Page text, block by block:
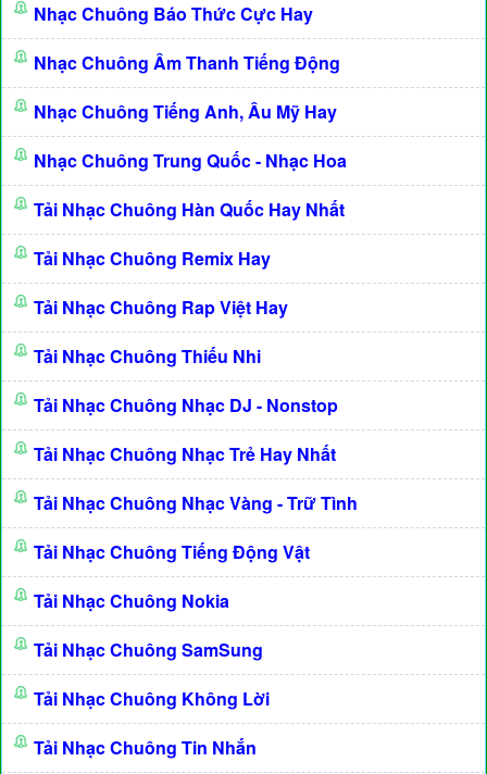
Nhạc Chuông Báo Thức Cực Hay
Nhạc Chuông Âm Thanh Tiếng Động
Nhạc Chuông Tiếng Anh, Âu Mỹ Hay
Nhạc Chuông Trung Quốc - Nhạc Hoa
Tải Nhạc Chuông Hàn Quốc Hay Nhất
Tải Nhạc Chuông Remix Hay
Tải Nhạc Chuông Rap Việt Hay
Tải Nhạc Chuông Thiếu Nhi
Tải Nhạc Chuông Nhạc DJ - Nonstop
Tải Nhạc Chuông Nhạc Trẻ Hay Nhất
Tải Nhạc Chuông Nhạc Vàng - Trữ Tình
Tải Nhạc Chuông Tiếng Động Vật
Tải Nhạc Chuông Nokia
Tải Nhạc Chuông SamSung
Tải Nhạc Chuông Không Lời
Tải Nhạc Chuông Tin Nhắn